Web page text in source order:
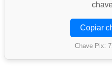
Copiar
Chave Pix: